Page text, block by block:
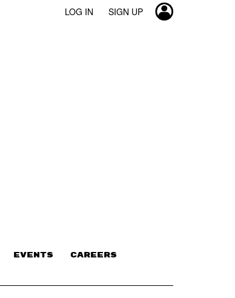
LOG IN SIGN UP
EVENTS CAREERS